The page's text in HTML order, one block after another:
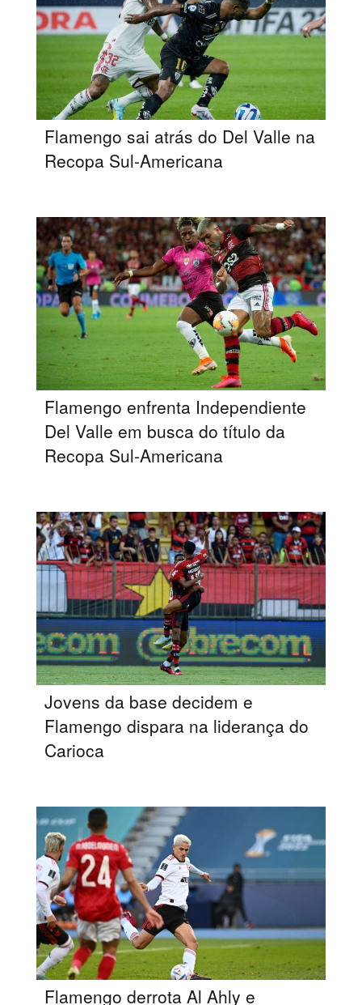
Flamengo sai atrás do Del Valle na
Recopa Sul-Americana
Flamengo enfrenta Independiente
Del Valle em busca do título da
Recopa Sul-Americana
Jovens da base decidem e
Flamengo dispara na liderança do
Carioca
Flamengo derrota Al Ahly e